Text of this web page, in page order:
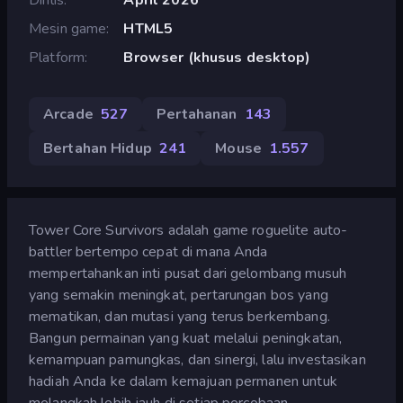
Mesin game
HTML5
Platform
Browser (khusus desktop)
Arcade 527 Pertahanan 143
Bertahan Hidup 241 Mouse 1.557
Tower Core Survivors adalah game roguelite auto-
battler bertempo cepat di mana Anda
mempertahankan inti pusat dari gelombang musuh
yang semakin meningkat, pertarungan bos yang
mematikan, dan mutasi yang terus berkembang.
Bangun permainan yang kuat melalui peningkatan,
kemampuan pamungkas, dan sinergi, lalu investasikan
hadiah Anda ke dalam kemajuan permanen untuk